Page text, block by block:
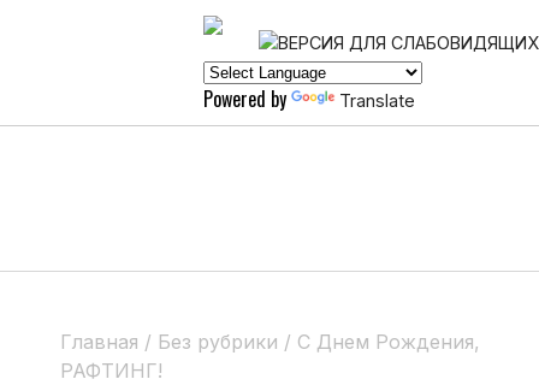
Powered by Translate
Главная / Без рубрики / С Днем Рождения,
РАФТИНГ!